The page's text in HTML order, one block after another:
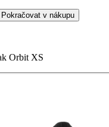
Pokračovat v nákupu
Orbit XS